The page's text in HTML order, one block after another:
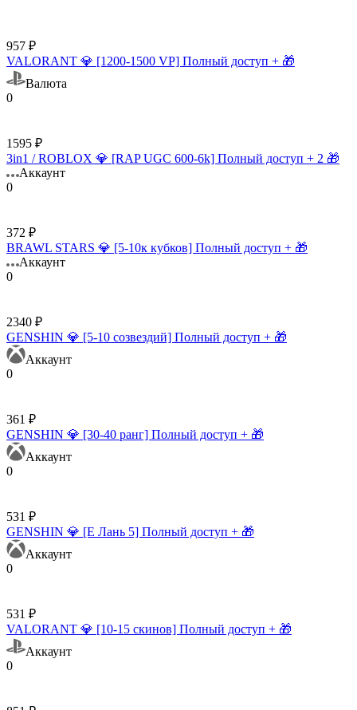
957 ₽
VALORANT 💎 [1200-1500 VP] Полный доступ + 🎁
Валюта
0
1595 ₽
3in1 / ROBLOX 💎 [RAP UGC 600-6k] Полный доступ + 2 🎁
Аккаунт
0
372 ₽
BRAWL STARS 💎 [5-10к кубков] Полный доступ + 🎁
Аккаунт
0
2340 ₽
GENSHIN 💎 [5-10 созвездий] Полный доступ + 🎁
Аккаунт
0
361 ₽
GENSHIN 💎 [30-40 ранг] Полный доступ + 🎁
Аккаунт
0
531 ₽
GENSHIN 💎 [Е Лань 5] Полный доступ + 🎁
Аккаунт
0
531 ₽
VALORANT 💎 [10-15 скинов] Полный доступ + 🎁
Аккаунт
0